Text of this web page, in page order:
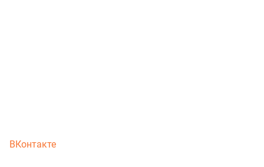
ВКонтакте